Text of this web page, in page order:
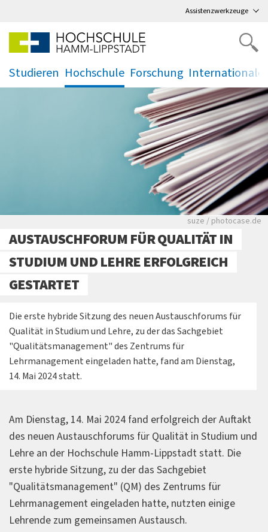
Assistenzwerkzeuge
Studieren
.
Hochschule
.
Forschung
. .
Viele Zeitungen.
suze / photocase.de
AUSTAUSCHFORUM FÜR QUALITÄT IN
STUDIUM UND LEHRE ERFOLGREICH
GESTARTET
Die erste hybride Sitzung des neuen Austauschforums für
Qualität in Studium und Lehre, zu der das Sachgebiet
"Qualitätsmanagement" des Zentrums für
Lehrmanagement eingeladen hatte, fand am Dienstag,
14. Mai 2024 statt.
Am Dienstag, 14. Mai 2024 fand erfolgreich der Auftakt
des neuen Austauschforums für Qualität in Studium und
Lehre an der Hochschule Hamm-Lippstadt statt. Die
erste hybride Sitzung, zu der das Sachgebiet
"Qualitätsmanagement" (QM) des Zentrums für
Lehrmanagement eingeladen hatte, nutzten einige
Lehrende zum gemeinsamen Austausch.